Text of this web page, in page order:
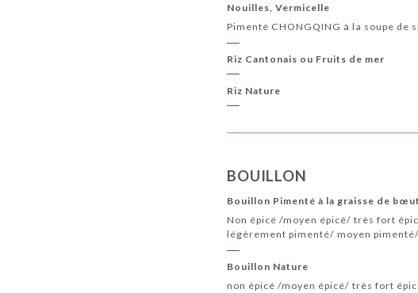
Nouilles, Vermicelle
Pimenté CHONGQING à la soupe de
Riz Cantonais ou Fruits de mer
Riz Nature
BOUILLON
Bouillon Pimenté à la graisse de bœuf
Non épicé /moyen épicé/ très fort
légèrement pimenté/ moyen
Bouillon Nature
non épicé /moyen épicé/ très fort